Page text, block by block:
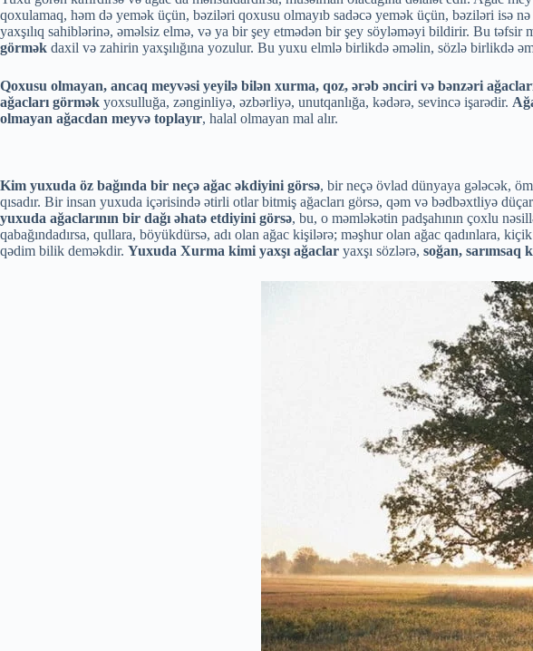
qoxulamaq, həm də yemək üçün, bəziləri qoxusu olmayıb sadəcə yemək üçün, bəziləri isə
yaxşılıq sahiblərinə, əməlsiz elmə, və ya bir şey etmədən bir şey söyləməyi bildirir. Bu təfsir
görmək daxil və zahirin yaxşılığına yozulur. Bu yuxu elmlə birlikdə əməlin, sözlə birlikdə
Qoxusu olmayan, ancaq meyvəsi yeyilə bilən xurma, qoz, ərəb ənciri və bənzəri
ağacları görmək yoxsulluğa, zənginliyə, əzbərliyə, unutqanlığa, kədərə, sevincə işarədir.
olmayan ağacdan meyvə toplayır, halal olmayan mal alır.
Kim yuxuda öz bağında bir neçə ağac əkdiyini görsə, bir neçə övlad dünyaya gələcək,
qısadır. Bir insan yuxuda içərisində ətirli otlar bitmiş ağacları görsə, qəm və bədbəxtliyə
yuxuda ağaclarının bir dağı əhatə etdiyini görsə, bu, o məmləkətin padşahının çoxlu
qabağındadırsa, qullara, böyükdürsə, adı olan ağac kişilərə; məşhur olan ağac qadınlara,
qədim bilik deməkdir. Yuxuda Xurma kimi yaxşı ağaclar yaxşı sözlərə, soğan, sarımsaq